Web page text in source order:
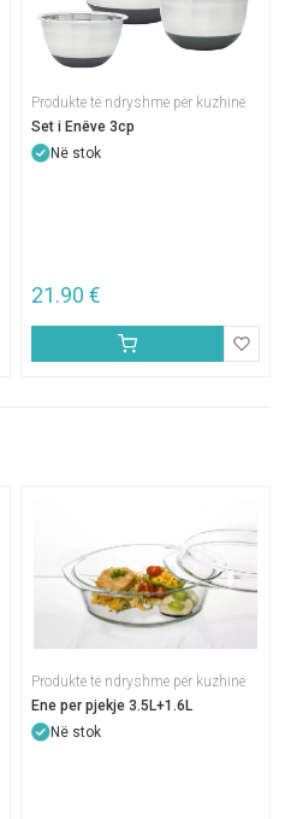
Produkte të ndryshme për kuzhinë
Set i Enëve 3cp
Në stok
21.90 €
Produkte të ndryshme për kuzhinë
Ene per pjekje 3.5L+1.6L
Në stok